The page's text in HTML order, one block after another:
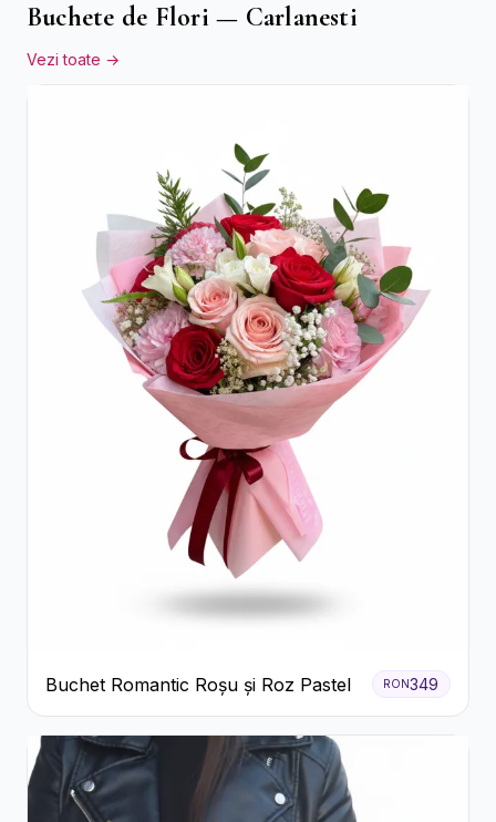
Buchete de Flori — Carlanesti
Vezi toate →
Buchet Romantic Roșu și Roz Pastel RON349